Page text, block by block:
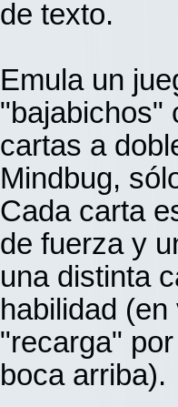
de texto.
Emula un
"bajabichos"
cartas a
Mindbug,
Cada carta
de fuerza y
una distinta
habilidad
"recarga"
boca arriba).